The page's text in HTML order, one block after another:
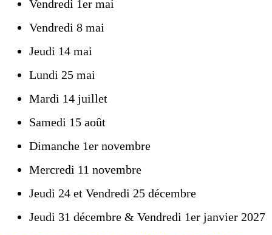
Vendredi 1er mai
Vendredi 8 mai
Jeudi 14 mai
Lundi 25 mai
Mardi 14 juillet
Samedi 15 août
Dimanche 1er novembre
Mercredi 11 novembre
Jeudi 24 et Vendredi 25 décembre
Jeudi 31 décembre & Vendredi 1er janvier 2027